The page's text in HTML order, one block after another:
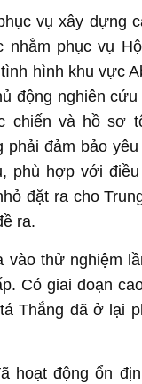
vụ xây dựng
phục vụ
hình khu vực
động nghiên
chiến và hồ sơ
đảm bảo
phù hợp với
đặt ra cho
ra.
thử nghiệm
Có giai đoạn
Thắng đã ở lại
hoạt động ổn